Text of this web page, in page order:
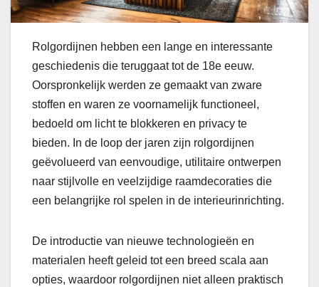
Rolgordijnen hebben een lange en interessante
geschiedenis die teruggaat tot de 18e eeuw.
Oorspronkelijk werden ze gemaakt van zware
stoffen en waren ze voornamelijk functioneel,
bedoeld om licht te blokkeren en privacy te
bieden. In de loop der jaren zijn rolgordijnen
geëvolueerd van eenvoudige, utilitaire ontwerpen
naar stijlvolle en veelzijdige raamdecoraties die
een belangrijke rol spelen in de interieurinrichting.
De introductie van nieuwe technologieën en
materialen heeft geleid tot een breed scala aan
opties, waardoor rolgordijnen niet alleen praktisch